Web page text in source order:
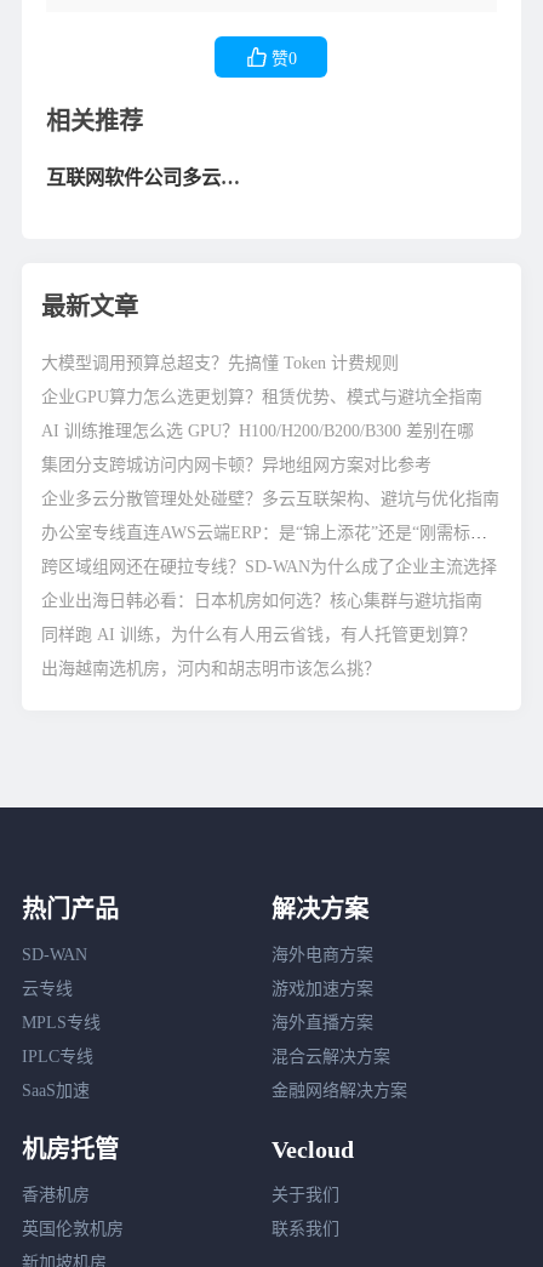
赞0
相关推荐
互联网软件公司多云专
最新文章
大模型调用预算总超支？先搞懂 Token 计费规则
企业GPU算力怎么选更划算？租赁优势、模式与避坑全指南
AI 训练推理怎么选 GPU？H100/H200/B200/B300 差别在哪
集团分支跨城访问内网卡顿？异地组网方案对比参考
企业多云分散管理处处碰壁？多云互联架构、避坑与优化指南
跨区域组网还在硬拉专线？SD-WAN为什么成了企业主流选择
企业出海日韩必看：日本机房如何选？核心集群与避坑指南
同样跑 AI 训练，为什么有人用云省钱，有人托管更划算？
出海越南选机房，河内和胡志明市该怎么挑？
热门产品
SD-WAN
云专线
MPLS专线
IPLC专线
SaaS加速
解决方案
海外电商方案
游戏加速方案
海外直播方案
混合云解决方案
金融网络解决方案
机房托管
香港机房
英国伦敦机房
新加坡机房
Vecloud
关于我们
联系我们